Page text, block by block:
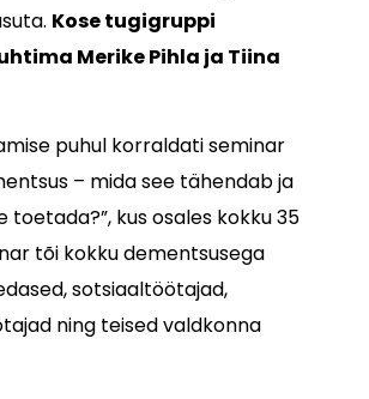
Kose tugigruppi
Merike Pihla ja Tiina
puhul korraldati seminar
– mida see tähendab ja
toetada?”, kus osales kokku 35
tõi kokku dementsusega
sotsiaaltöötajad,
ning teised valdkonna